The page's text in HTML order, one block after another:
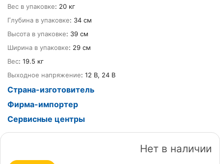
Вес в упаковке: 20 кг
Глубина в упаковке: 34 см
Высота в упаковке: 39 см
Ширина в упаковке: 29 см
Вес: 19.5 кг
Выходное напряжение: 12 В, 24 В
Страна-изготовитель
Фирма-импортер
Сервисные центры
Нет в наличии